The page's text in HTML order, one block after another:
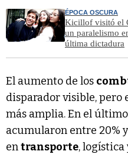
ÉPOCA OSCURA
Kicillof visitó el
un paralelismo
última dictadura
El aumento de los
disparador visible, pero
más amplia. En el
acumularon entre 20%
entransporte, logística